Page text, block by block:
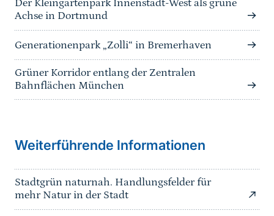
Der Kleingartenpark Innenstadt-West als grüne
Achse in Dortmund
Generationenpark „Zolli“ in Bremerhaven
Grüner Korridor entlang der Zentralen
Bahnflächen München
Weiterführende Informationen
Stadtgrün naturnah. Handlungsfelder für
mehr Natur in der Stadt